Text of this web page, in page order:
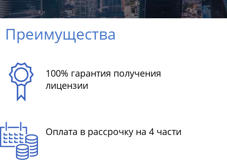
Преимущества
100% гарантия получения
лицензии
Оплата в рассрочку на 4 части